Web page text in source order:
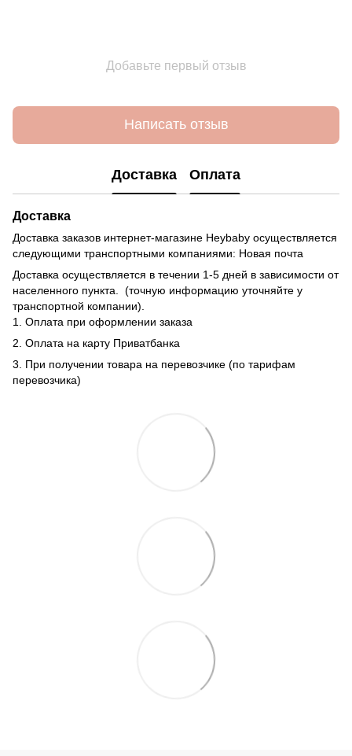
Добавьте первый отзыв
Написать отзыв
Доставка Оплата
Доставка
Доставка заказов интернет-магазине Heybaby осуществляется
следующими транспортными компаниями: Новая почта
Доставка осуществляется в течении 1-5 дней в зависимости от
населенного пункта. (точную информацию уточняйте у
транспортной компании).
1. Оплата при оформлении заказа
2. Оплата на карту Приватбанка
3. При получении товара на перевозчике (по тарифам
перевозчика)